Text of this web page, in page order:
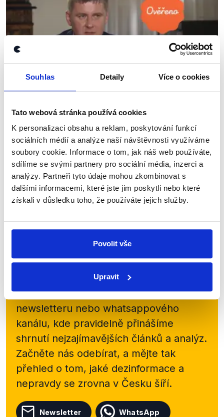
Souhlas Detaily Více o cookies
Tato webová stránka používá cookies
K personalizaci obsahu a reklam, poskytování funkcí
sociálních médií a analýze naší návštěvnosti využíváme
soubory cookie. Informace o tom, jak náš web používáte,
sdílíme se svými partnery pro sociální média, inzerci a
analýzy. Partneři tyto údaje mohou zkombinovat s
dalšími informacemi, které jste jim poskytli nebo které
získali v důsledku toho, že používáte jejich služby.
Povolit vše
Upravit
Ministr zahraničí Petříček k aktuální
situaci v Sýrii
16. října 2019
Ministr zahraničí a místopředseda ČSSD Tomáš
Petříček poskytl rozhovor pořadu České televize
Týden v politice. Tématem byla situace v Sýrii ve
světle aktuální turecké invaze, dále pak...
Číst dál
Přihlaste se k odběru našeho
newsletteru nebo whatsappového
kanálu, kde pravidelně přinášíme
shrnutí nejzajímavějších článků a analýz.
Začněte nás odebírat, a mějte tak
přehled o tom, jaké dezinformace a
nepravdy se zrovna v Česku šíří.
Newsletter WhatsApp